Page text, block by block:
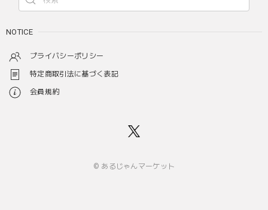
NOTICE
プライバシーポリシー
特定商取引法に基づく表記
会員規約
© あるじゃんマーケット